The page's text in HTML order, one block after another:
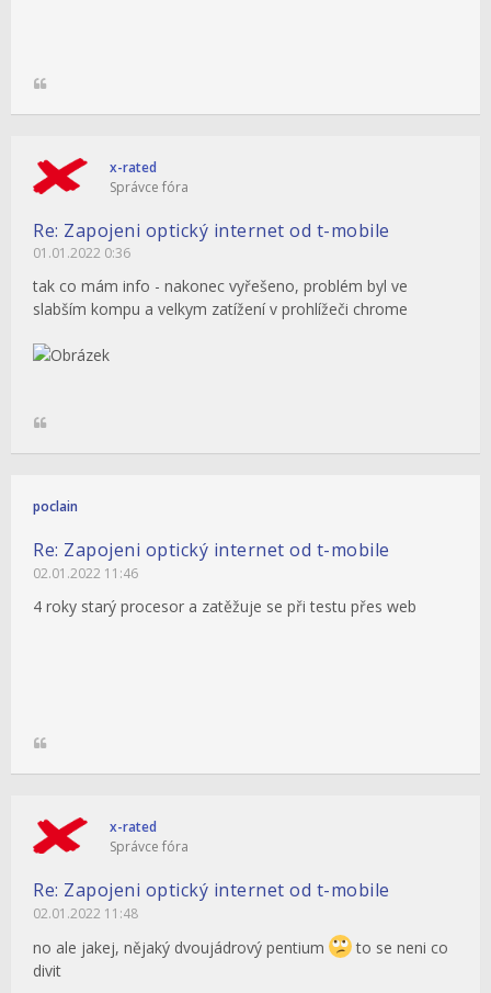
x-rated
Správce fóra
Re: Zapojeni optický internet od t-mobile
01.01.2022 0:36
tak co mám info - nakonec vyřešeno, problém byl ve
slabším kompu a velkym zatížení v prohlížeči chrome
poclain
Re: Zapojeni optický internet od t-mobile
02.01.2022 11:46
4 roky starý procesor a zatěžuje se při testu přes web
x-rated
Správce fóra
Re: Zapojeni optický internet od t-mobile
02.01.2022 11:48
no ale jakej, nějaký dvoujádrový pentium
to se neni co
divit